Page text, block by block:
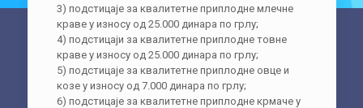
3) подстицаје за квалитетне приплодне млечне
краве у износу од 25.000 динара по грлу;
4) подстицаји за квалитетне приплодне товне
краве у износу од 25.000 динара по грлу;
5) подстицаје за квалитетне приплодне овце и
козе у износу од 7.000 динара по грлу;
6) подстицаје за квалитетне приплодне крмаче у